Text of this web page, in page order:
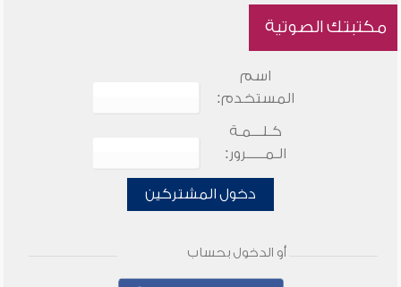
مكتبتك الصوتية
اسم
المستخدم:
كـلـــمـة
الـمـــــرور:
دخول المشتركين
أو الدخول بحساب